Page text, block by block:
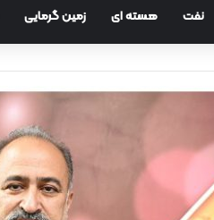
نفت هسته ای زمین گرمایی